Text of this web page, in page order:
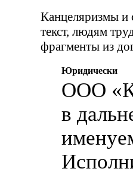
Канцеляризмы и
текст, людям
фрагменты из
Юридически
ООО
в